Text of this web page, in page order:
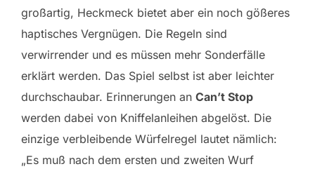
großartig, Heckmeck bietet aber ein noch gößeres
haptisches Vergnügen. Die Regeln sind
verwirrender und es müssen mehr Sonderfälle
erklärt werden. Das Spiel selbst ist aber leichter
durchschaubar. Erinnerungen an Can’t Stop
werden dabei von Kniffelanleihen abgelöst. Die
einzige verbleibende Würfelregel lautet nämlich:
„Es muß nach dem ersten und zweiten Wurf